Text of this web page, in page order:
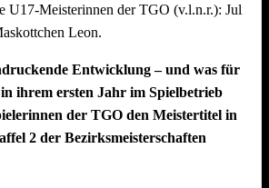
ins Finale und belegten am Ende einen
Platz. Eine echte Freude für den
konnten sie im Halbfinale das
gegen das Team „SpätMelder“, das die
Tiebreak auf Rang 1 beendete, für sich
den Wanderpokal
U17-Meisterinnen der TGO (v.l.n.r.): Julie
Leon.
Entwicklung – und was für
ihrem ersten Jahr im Spielbetrieb
der TGO den Meistertitel in
2 der Bezirksmeisterschaften